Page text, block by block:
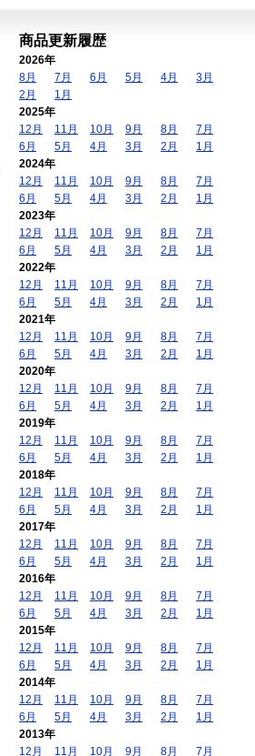
商品更新履歴
2026年
8月
7月 6月 5月 4月
3月
2月
1月
2025年
12月
11月 10月 9月 8月
7月
6月
5月 4月 3月 2月
1月
2024年
12月
11月 10月 9月 8月
7月
6月
5月 4月 3月 2月
1月
2023年
12月
11月 10月 9月 8月
7月
6月
5月 4月 3月 2月
1月
2022年
12月
11月 10月 9月 8月
7月
6月
5月 4月 3月 2月
1月
2021年
12月
11月 10月 9月 8月
7月
6月
5月 4月 3月 2月
1月
2020年
12月
11月 10月 9月 8月
7月
6月
5月 4月 3月 2月
1月
2019年
12月
11月 10月 9月 8月
7月
6月
5月 4月 3月 2月
1月
2018年
12月
11月 10月 9月 8月
7月
6月
5月 4月 3月 2月
1月
2017年
12月
11月 10月 9月 8月
7月
6月
5月 4月 3月 2月
1月
2016年
12月
11月 10月 9月 8月
7月
6月
5月 4月 3月 2月
1月
2015年
12月
11月 10月 9月 8月
7月
6月
5月 4月 3月 2月
1月
2014年
12月
11月 10月 9月 8月
7月
6月
5月 4月 3月 2月
1月
2013年
12月
11月 10月 9月 8月 7月